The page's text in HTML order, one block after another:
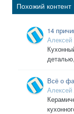
Похожий контент
14
выборе
ошибки,
Алексей
Всё о
Алексей